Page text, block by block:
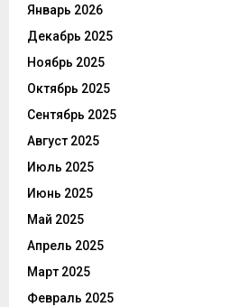
Январь 2026
Декабрь 2025
Ноябрь 2025
Октябрь 2025
Сентябрь 2025
Август 2025
Июль 2025
Июнь 2025
Май 2025
Апрель 2025
Март 2025
Февраль 2025